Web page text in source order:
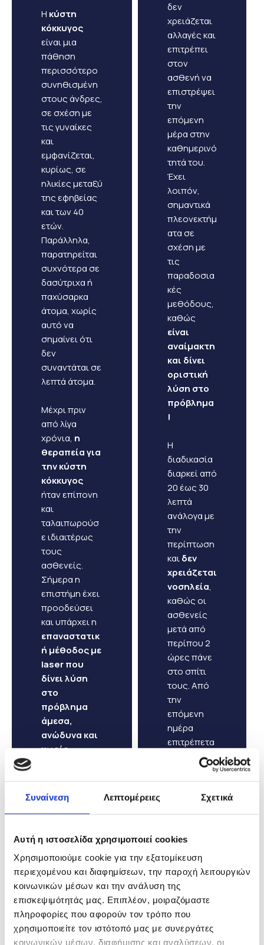
Συναίνεση Λεπτομέρειες Σχετικά
Αυτή η ιστοσελίδα χρησιμοποιεί cookies
Χρησιμοποιούμε cookie για την εξατομίκευση
περιεχομένου και διαφημίσεων, την παροχή λειτουργιών
κοινωνικών μέσων και την ανάλυση της
επισκεψιμότητάς μας. Επιπλέον, μοιραζόμαστε
πληροφορίες που αφορούν τον τρόπο που
χρησιμοποιείτε τον ιστότοπό μας με συνεργάτες
κοινωνικών μέσων, διαφήμισης και αναλύσεων, οι
Η κύστη
κόκκυγος
είναι μια
πάθηση
περισσότερο
συνηθισμένη
στους άνδρες,
σε σχέση με
τις γυναίκες
και
εμφανίζεται,
κυρίως, σε
ηλικίες μεταξύ
της εφηβείας
και των 40
ετών.
Παράλληλα,
παρατηρείται
συχνότερα σε
δασύτριχα ή
παχύσαρκα
άτομα, χωρίς
αυτό να
σημαίνει ότι
δεν
συναντάται σε
λεπτά άτομα.
Μέχρι πριν
από λίγα
χρόνια, η
θεραπεία για
την κύστη
κόκκυγος
ήταν επίπονη
και
ταλαιπωρούσ
ε ιδιαιτέρως
τους
ασθενείς.
Σήμερα η
επιστήμη έχει
προοδεύσει
και υπάρχει η
επαναστατικ
ή μέθοδος με
laser που
δίνει λύση
στο
πρόβλημα
άμεσα,
ανώδυνα και
χωρίς
δεν
χρειάζεται
αλλαγές και
επιτρέπει
στον
ασθενή να
επιστρέψει
την
επόμενη
μέρα στην
καθημερινό
τητά του.
Έχει
λοιπόν,
σημαντικά
πλεονεκτήμ
ατα σε
σχέση με
τις
παραδοσια
κές
μεθόδους,
καθώς
είναι
αναίμακτη
και δίνει
οριστική
λύση στο
πρόβλημα
!
Η
διαδικασία
διαρκεί από
20 έως 30
λεπτά
ανάλογα με
την
περίπτωση
καιδεν
χρειάζεται
νοσηλεία,
καθώς οι
ασθενείς
μετά από
περίπου 2
ώρες πάνε
στο σπίτι
τους. Από
την
επόμενη
ημέρα
επιτρέπετα
ασθενείς
να τρώνε,
περπατάνε,
γυμνάζοντα
ι και να
κολυμπούν.